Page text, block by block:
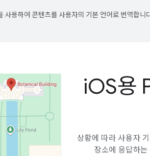
사용하여 콘텐츠를 사용자의 기본 언어로 번역합니
iOS용
상황에 따라 사용자
장소에 응답하